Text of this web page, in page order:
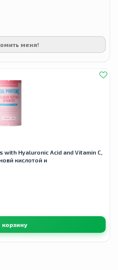
меня!
Hyaluronic Acid and Vitamin C,
кислотой и
корзину